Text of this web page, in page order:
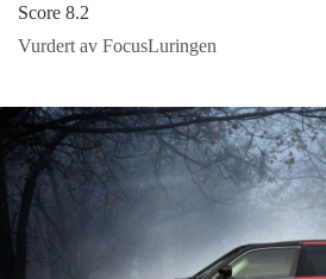
Score 8.2
Vurdert av FocusLuringen